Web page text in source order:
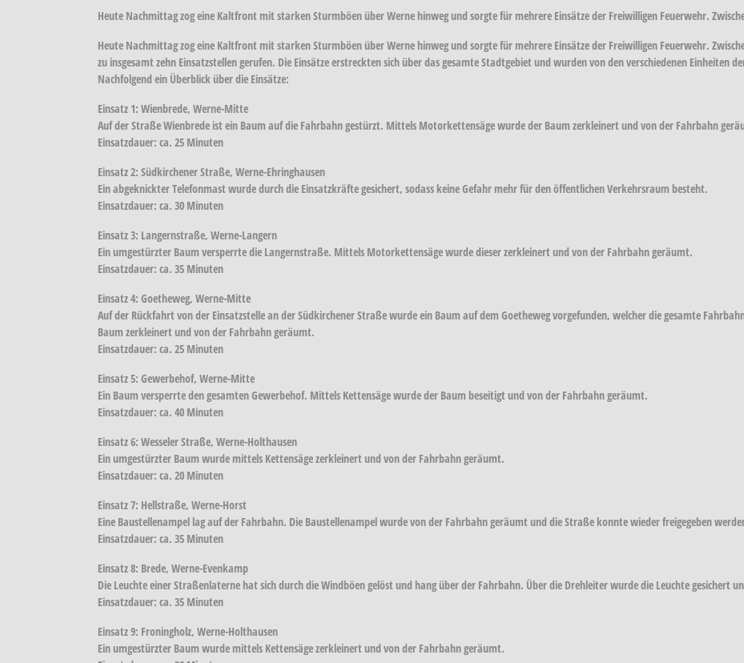
Heute Nachmittag zog eine Kaltfront mit starken Sturmböen über Werne hinweg und sorgte für mehrere Einsätze der Freiwilligen Feuerwehr.
Heute Nachmittag zog eine Kaltfront mit starken Sturmböen über Werne hinweg und sorgte für mehrere Einsätze der Freiwilligen Feuerwehr.
zu insgesamt zehn Einsatzstellen gerufen. Die Einsätze erstreckten sich über das gesamte Stadtgebiet und wurden von den verschiedenen Einheiten
Nachfolgend ein Überblick über die Einsätze:
Einsatz 1: Wienbrede, Werne-Mitte
Auf der Straße Wienbrede ist ein Baum auf die Fahrbahn gestürzt. Mittels Motorkettensäge wurde der Baum zerkleinert und von der Fahrbahn
Einsatzdauer: ca. 25 Minuten
Einsatz 2: Südkirchener Straße, Werne-Ehringhausen
Ein abgeknickter Telefonmast wurde durch die Einsatzkräfte gesichert, sodass keine Gefahr mehr für den öffentlichen Verkehrsraum besteht.
Einsatzdauer: ca. 30 Minuten
Einsatz 3: Langernstraße, Werne-Langern
Ein umgestürzter Baum versperrte die Langernstraße. Mittels Motorkettensäge wurde dieser zerkleinert und von der Fahrbahn geräumt.
Einsatzdauer: ca. 35 Minuten
Einsatz 4: Goetheweg, Werne-Mitte
Auf der Rückfahrt von der Einsatzstelle an der Südkirchener Straße wurde ein Baum auf dem Goetheweg vorgefunden, welcher die gesamte
Baum zerkleinert und von der Fahrbahn geräumt.
Einsatzdauer: ca. 25 Minuten
Einsatz 5: Gewerbehof, Werne-Mitte
Ein Baum versperrte den gesamten Gewerbehof. Mittels Kettensäge wurde der Baum beseitigt und von der Fahrbahn geräumt.
Einsatzdauer: ca. 40 Minuten
Einsatz 6: Wesseler Straße, Werne-Holthausen
Ein umgestürzter Baum wurde mittels Kettensäge zerkleinert und von der Fahrbahn geräumt.
Einsatzdauer: ca. 20 Minuten
Einsatz 7: Hellstraße, Werne-Horst
Eine Baustellenampel lag auf der Fahrbahn. Die Baustellenampel wurde von der Fahrbahn geräumt und die Straße konnte wieder freigegeben
Einsatzdauer: ca. 35 Minuten
Einsatz 8: Brede, Werne-Evenkamp
Die Leuchte einer Straßenlaterne hat sich durch die Windböen gelöst und hang über der Fahrbahn. Über die Drehleiter wurde die Leuchte gesichert
Einsatzdauer: ca. 35 Minuten
Einsatz 9: Froningholz, Werne-Holthausen
Ein umgestürzter Baum wurde mittels Kettensäge zerkleinert und von der Fahrbahn geräumt.